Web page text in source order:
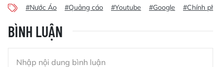
#Nước Áo #Quảng cáo #Youtube #Google #Chính phủ
BÌNH LUẬN